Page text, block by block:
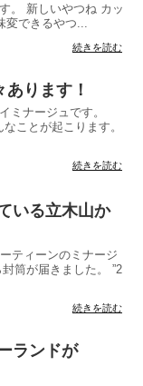
。 新しいやつね カッ
できるやつ...
続きを読む
ります！
ミナージュです。
ことが起こります。
続きを読む
いる立木山か
ティーンのミナージ
筒が届きました。 ”2
続きを読む
ランドが